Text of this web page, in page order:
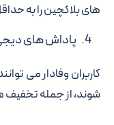
های بلاکچین را به
پاداش های
کاربران وفادار می
شوند، از جمله تخفیف